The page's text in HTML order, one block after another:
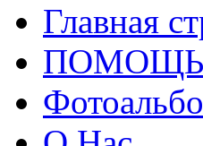
Главная
ПОМОЩЬ